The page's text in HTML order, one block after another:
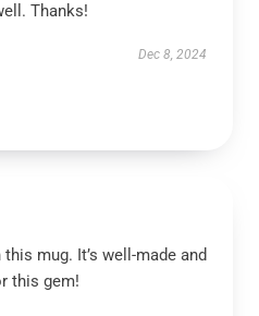
Thanks!
Dec 8, 2024
mug. It’s well-made and
this gem!